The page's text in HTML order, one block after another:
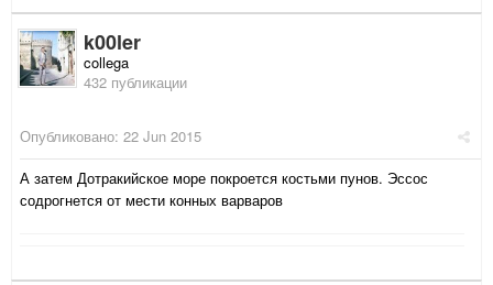
k00ler
collega
432 публикации
Опубликовано: 22 Jun 2015
А затем Дотракийское море покроется костьми пунов. Эссос
содрогнется от мести конных варваров